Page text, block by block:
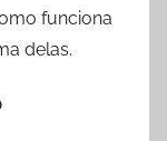
funciona
delas.